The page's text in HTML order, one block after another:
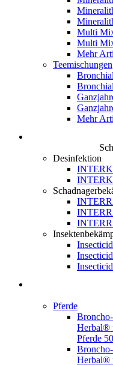
Multi
Multi
Mehr
Teemischungen
Mehr
Desinfektion
Pferde
Broncho-
Herbal®
Pferde
Broncho-
Herbal®